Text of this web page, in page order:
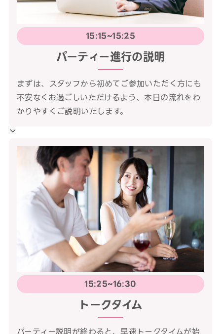
15:15~15:25
パーティー進行の説明
まずは、スタッフから初めてご参加いただく方にも
不安なくお過ごしいただけるよう、本日の流れをわ
かりやすくご説明いたします。
15:25~16:30
トークタイム